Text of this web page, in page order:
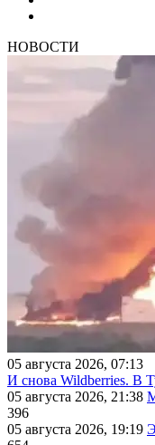
НОВОСТИ
05 августа 2026, 07:13
И снова Wildberries. В
05 августа 2026, 21:38
396
05 августа 2026, 19:19